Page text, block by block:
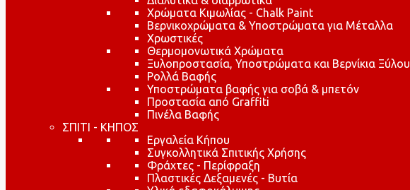
Χρώματα Κιμωλίας - Chalk Paint
Βερνικοχρώματα & Υποστρώματα για Μέταλλα
Χρωστικές
Θερμομονωτικά Χρώματα
Ξυλοπροστασία, Υποστρώματα και Βερνίκια Ξύλου
Ρολλά Βαφής
Υποστρώματα βαφής για σοβά & μπετόν
Προστασία από Graffiti
Πινέλα Βαφής
ΣΠΙΤΙ - ΚΗΠΟΣ
Εργαλεία Κήπου
Συγκολλητικά Σπιτικής Χρήσης
Φράχτες - Περίφραξη
Πλαστικές Δεξαμενές - Βυτία